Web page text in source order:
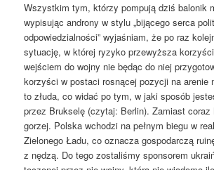
Wszystkim tym, którzy pompują dziś balonik
wypisując androny w stylu „bijącego serca
odpowiedzialności” wyjaśniam, że po raz
sytuację, w której ryzyko przewyższa
wejściem do wojny nie będąc do niej
korzyści w postaci rosnącej pozycji na arenie
to złuda, co widać po tym, w jaki sposób
przez Brukselę (czytaj: Berlin). Zamiast coraz
gorzej. Polska wchodzi na pełnym biegu w
Zielonego Ładu, co oznacza gospodarczą
z nędzą. Do tego zostaliśmy sponsorem